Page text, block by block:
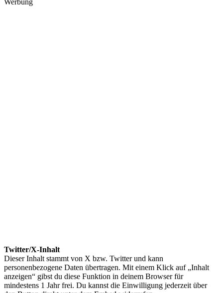
Werbung
Twitter/X-Inhalt
Dieser Inhalt stammt von X bzw. Twitter und kann
personenbezogene Daten übertragen. Mit einem Klick auf „Inhalt
anzeigen“ gibst du diese Funktion in deinem Browser für
mindestens 1 Jahr frei. Du kannst die Einwilligung jederzeit über